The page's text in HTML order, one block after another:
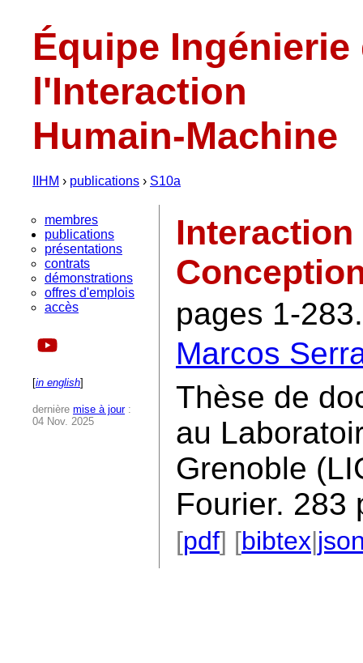
Équipe Ingénierie
l'Interaction
Humain-Machine
IIHM › publications › S10a
membres
publications
présentations
contrats
démonstrations
offres d'emplois
accès
[in english]
dernière mise à jour:
04 Nov. 2025
pages 1-
Marcos
Thèse de
au
Grenoble
Fourier. 283
[pdf] [bibtex|